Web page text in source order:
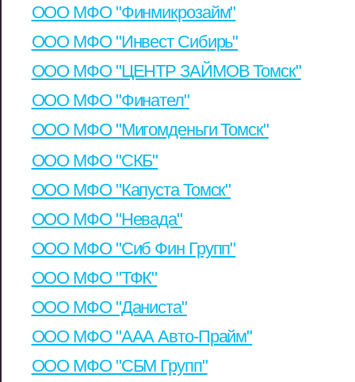
ООО МФО "Финмикрозайм"
ООО МФО "Инвест Сибирь"
ООО МФО "ЦЕНТР ЗАЙМОВ Томск"
ООО МФО "Финател"
ООО МФО "Мигомденьги Томск"
ООО МФО "СКБ"
ООО МФО "Капуста Томск"
ООО МФО "Невада"
ООО МФО "Сиб Фин Групп"
ООО МФО "ТФК"
ООО МФО "Даниста"
ООО МФО "ААА Авто-Прайм"
ООО МФО "СБМ Групп"